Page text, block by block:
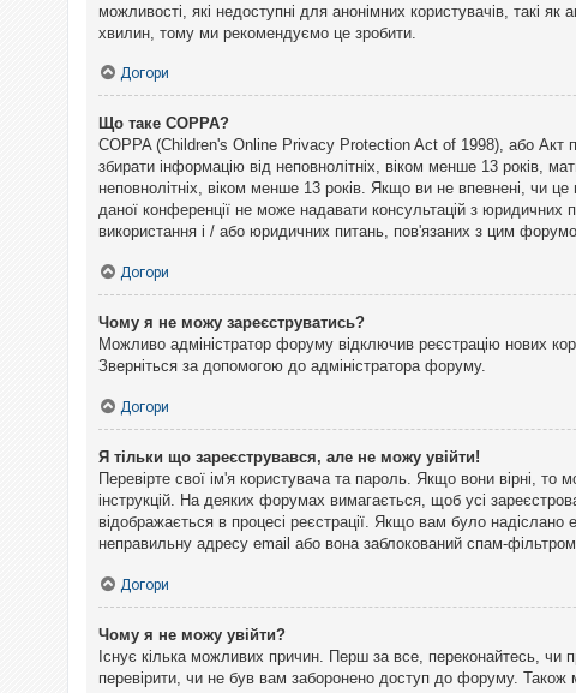
можливості, які недоступні для анонімних користувачів, такі
хвилин, тому ми рекомендуємо це зробити.
Догори
Що таке COPPA?
COPPA (Children's Online Privacy Protection Act of 1998), або Акт
збирати інформацію від неповнолітніх, віком менше 13 років,
неповнолітніх, віком менше 13 років. Якщо ви не впевнені, чи
даної конференції не може надавати консультацій з юридичних
використання і / або юридичних питань, пов'язаних з цим
Догори
Чому я не можу зареєструватись?
Можливо адміністратор форуму відключив реєстрацію нових
Зверніться за допомогою до адміністратора форуму.
Догори
Я тільки що зареєструвався, але не можу увійти!
Перевірте свої ім'я користувача та пароль. Якщо вони вірні,
інструкцій. На деяких форумах вимагається, щоб усі
відображається в процесі реєстрації. Якщо вам було
неправильну адресу email або вона заблокований спам-
Догори
Чому я не можу увійти?
Існує кілька можливих причин. Перш за все, переконайтесь, чи
перевірити, чи не був вам заборонено доступ до форуму.